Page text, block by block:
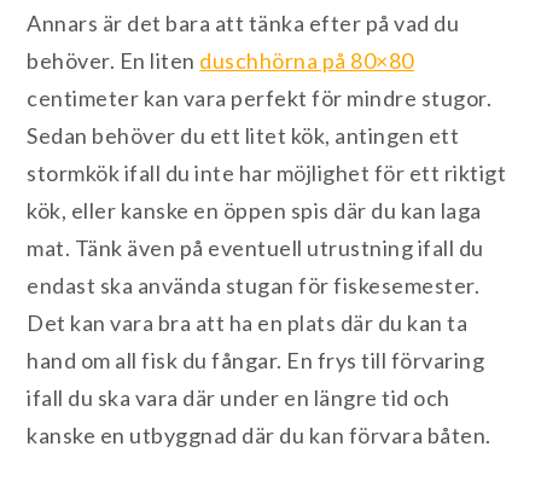
Annars är det bara att tänka efter på vad du
behöver. En liten duschhörna på 80×80
centimeter kan vara perfekt för mindre stugor.
Sedan behöver du ett litet kök, antingen ett
stormkök ifall du inte har möjlighet för ett riktigt
kök, eller kanske en öppen spis där du kan laga
mat. Tänk även på eventuell utrustning ifall du
endast ska använda stugan för fiskesemester.
Det kan vara bra att ha en plats där du kan ta
hand om all fisk du fångar. En frys till förvaring
ifall du ska vara där under en längre tid och
kanske en utbyggnad där du kan förvara båten.